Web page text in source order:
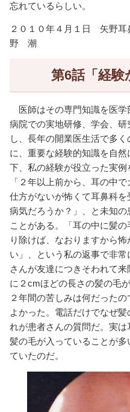
忘れているらしい。
２０１０年４月１日 矢
野 潮
第6話「経験
医師はその専門知識を医学
病院での実地研修、学会、
し、長年の開業医生活で多
に、重要な経験的知識を自
下、私の経験が役立った実例
「２年以上前から、耳の中
仕方がないが怖くて耳鼻科
病気だろうか？」、と未知
ことがある。「耳の中に髪
り除けば、なおりますから
い」、という私の返事で非
さんが友達につきそわれて
に２cmほどの長さの髪の毛
２年間の苦しみは何だった
よかった。電話だけでなぜ
れが患者さんの質問だ。実は
髪の毛が入っていることが
ていたのだ。